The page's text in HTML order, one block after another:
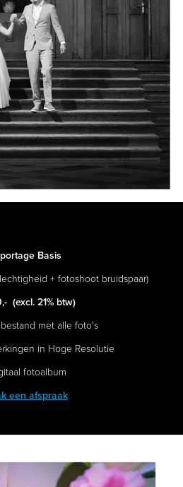
Basis
+ fotoshoot bruidspaar)
(excl. 21% btw)
met alle foto's
in Hoge Resolutie
fotoalbum
een afspraak